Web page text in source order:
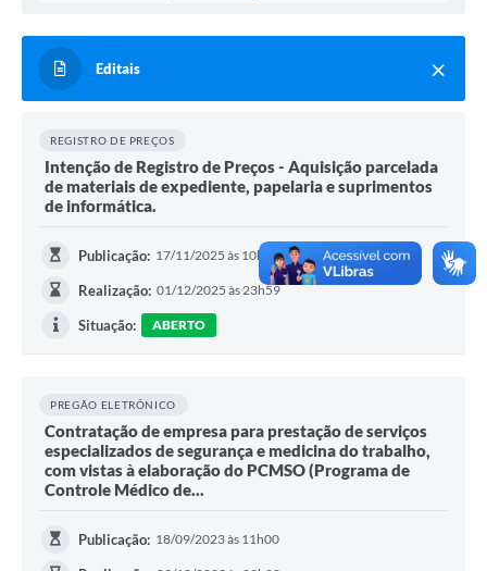
Editais
REGISTRO DE PREÇOS
Intenção de Registro de Preços - Aquisição parcelada
de materiais de expediente, papelaria e suprimentos
de informática.
Publicação: 17/11/2025 às 10h00
Realização: 01/12/2025 às 23h59
Situação: ABERTO
PREGÃO ELETRÔNICO
Contratação de empresa para prestação de serviços
especializados de segurança e medicina do trabalho,
com vistas à elaboração do PCMSO (Programa de
Controle Médico de...
Publicação: 18/09/2023 às 11h00